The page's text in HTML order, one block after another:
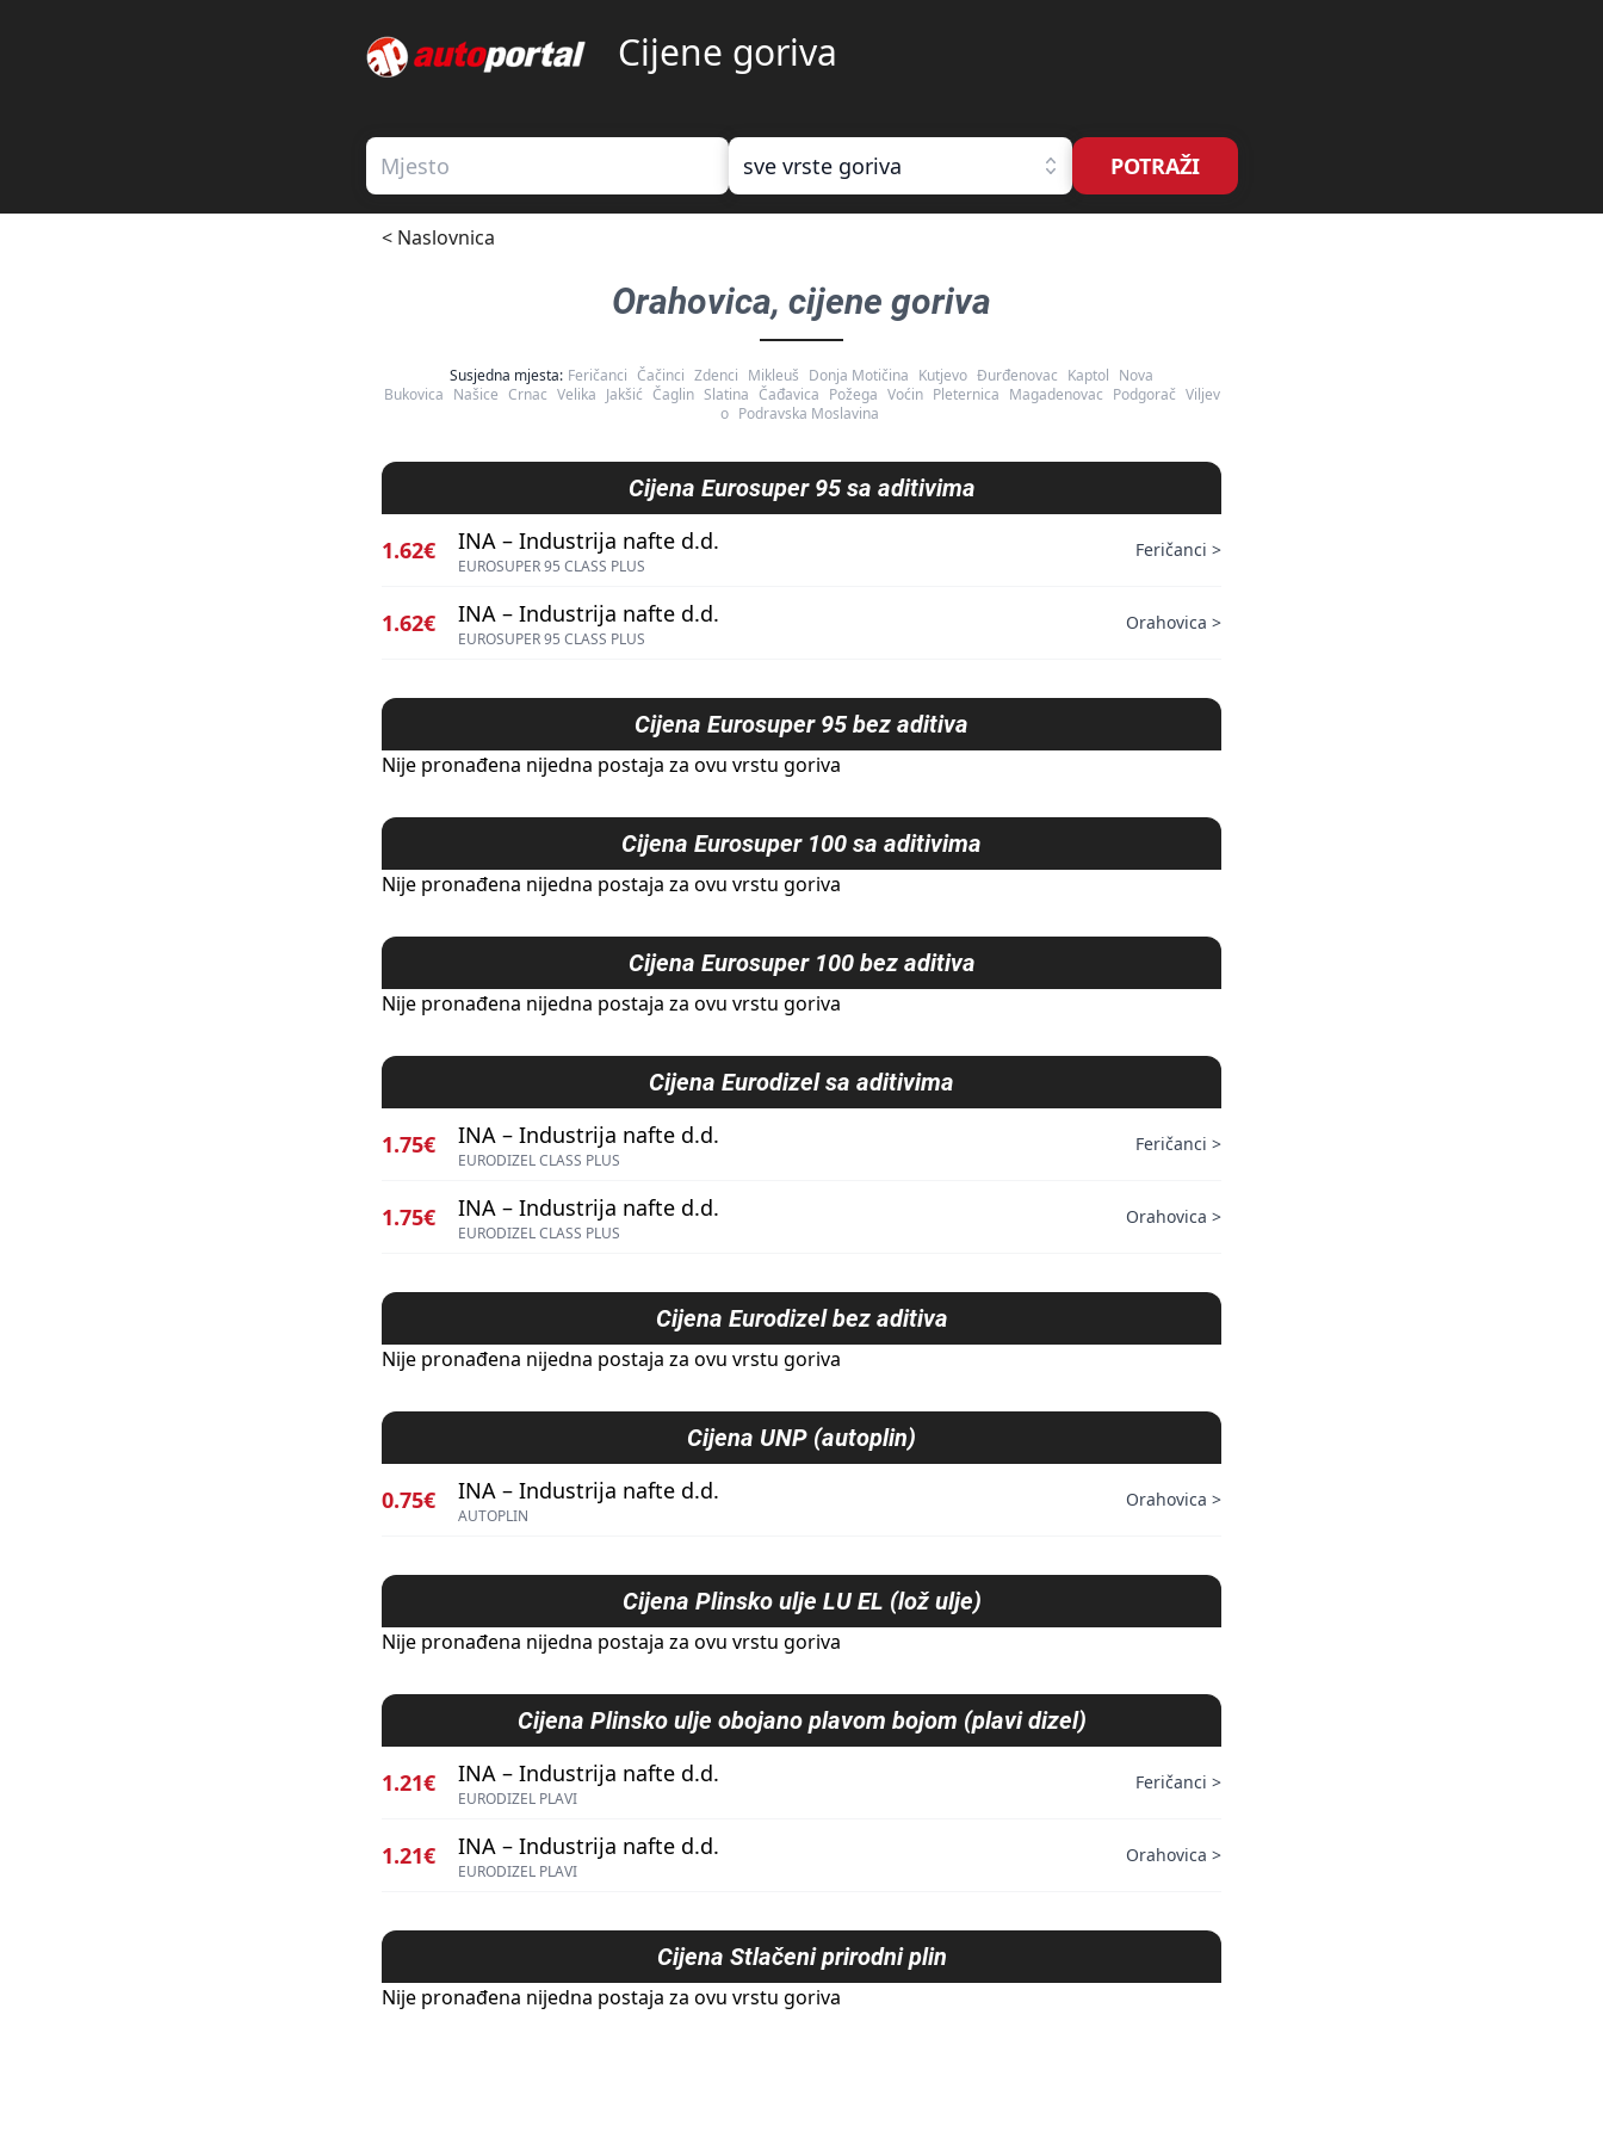
Cijene goriva
sve vrste goriva POTRAŽI
< Naslovnica
Orahovica, cijene goriva
Susjedna mjesta: Feričanci Čačinci Zdenci Mikleuš Donja Motičina Kutjevo Đurđenovac Kaptol Nova
Bukovica Našice Crnac Velika Jakšić Čaglin Slatina Čađavica Požega Voćin Pleternica Magadenovac Podgorač Viljev
o Podravska Moslavina
Cijena Eurosuper 95 sa aditivima
1.62€ INA – Industrija nafte d.d.
EUROSUPER 95 CLASS PLUS
Feričanci >
1.62€ INA – Industrija nafte d.d.
EUROSUPER 95 CLASS PLUS
Orahovica >
Cijena Eurosuper 95 bez aditiva
Nije pronađena nijedna postaja za ovu vrstu goriva
Cijena Eurosuper 100 sa aditivima
Nije pronađena nijedna postaja za ovu vrstu goriva
Cijena Eurosuper 100 bez aditiva
Nije pronađena nijedna postaja za ovu vrstu goriva
Cijena Eurodizel sa aditivima
1.75€ INA – Industrija nafte d.d.
EURODIZEL CLASS PLUS
Feričanci >
1.75€ INA – Industrija nafte d.d.
EURODIZEL CLASS PLUS
Orahovica >
Cijena Eurodizel bez aditiva
Nije pronađena nijedna postaja za ovu vrstu goriva
Cijena UNP (autoplin)
0.75€ INA – Industrija nafte d.d.
AUTOPLIN
Orahovica >
Cijena Plinsko ulje LU EL (lož ulje)
Nije pronađena nijedna postaja za ovu vrstu goriva
Cijena Plinsko ulje obojano plavom bojom (plavi dizel)
1.21€ INA – Industrija nafte d.d.
EURODIZEL PLAVI
Feričanci >
1.21€ INA – Industrija nafte d.d.
EURODIZEL PLAVI
Orahovica >
Cijena Stlačeni prirodni plin
Nije pronađena nijedna postaja za ovu vrstu goriva